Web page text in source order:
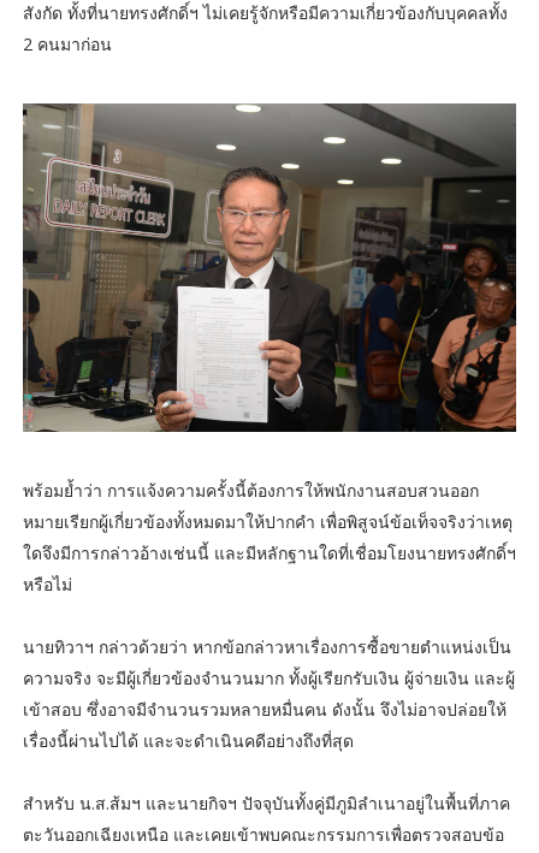
สังกัด ทั้งที่นายทรงศักดิ์ฯ ไม่เคยรู้จักหรือมีความเกี่ยวข้องกับบุคคลทั้ง
2 คนมาก่อน
พร้อมย้ำว่า การแจ้งความครั้งนี้ต้องการให้พนักงานสอบสวนออก
หมายเรียกผู้เกี่ยวข้องทั้งหมดมาให้ปากคำ เพื่อพิสูจน์ข้อเท็จจริงว่าเหตุ
ใดจึงมีการกล่าวอ้างเช่นนี้ และมีหลักฐานใดที่เชื่อมโยงนายทรงศักดิ์ฯ
หรือไม่
นายทิวาฯ กล่าวด้วยว่า หากข้อกล่าวหาเรื่องการซื้อขายตำแหน่งเป็น
ความจริง จะมีผู้เกี่ยวข้องจำนวนมาก ทั้งผู้เรียกรับเงิน ผู้จ่ายเงิน และผู้
เข้าสอบ ซึ่งอาจมีจำนวนรวมหลายหมื่นคน ดังนั้น จึงไม่อาจปล่อยให้
เรื่องนี้ผ่านไปได้ และจะดำเนินคดีอย่างถึงที่สุด
สำหรับ น.ส.ส้มฯ และนายกิจฯ ปัจจุบันทั้งคู่มีภูมิลำเนาอยู่ในพื้นที่ภาค
ตะวันออกเฉียงเหนือ และเคยเข้าพบคณะกรรมการเพื่อตรวจสอบข้อ